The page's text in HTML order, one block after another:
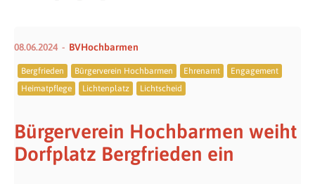
08.06.2024 BVHochbarmen
Bergfrieden Bürgerverein Hochbarmen Ehrenamt
Engagement
Heimatpflege
Lichtenplatz Lichtscheid
Bürgerverein Hochbarmen weiht
Dorfplatz Bergfrieden ein